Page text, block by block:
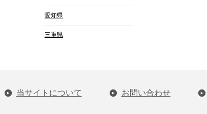
愛知県
三重県
当サイトについて お問い合わせ